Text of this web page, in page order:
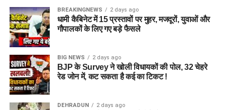
BREAKINGNEWS 2 days ago
धामी कैबिनेट में 15 प्रस्तावों पर मुहर, मजदूरों, युवाओं और
गौपालकों के लिए गए बड़े फैसले
BIG NEWS 2 days ago
BJP के Survey ने खोली विधायकों की पोल, 32 चेहरे
रेड जोन में, कट सकता है कई का टिकट !
DEHRADUN 2 days ago